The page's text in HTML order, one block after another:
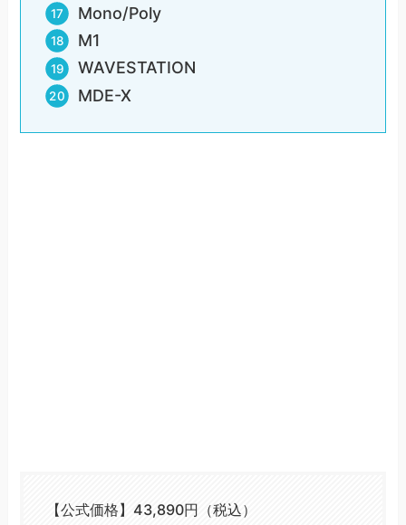
Mono/Poly
M1
WAVESTATION
MDE-X
【公式価格】43,890円（税込）